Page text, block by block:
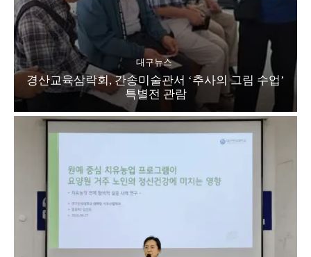
대구뉴스
경산교육삼락회, 간송미술관서 ‘추사의 그림 수업’
특별전 관람